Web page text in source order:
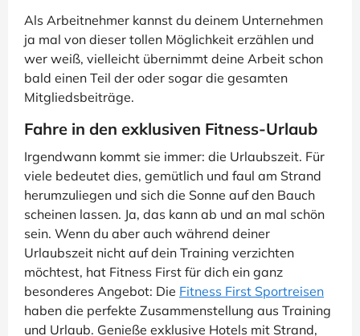
Als Arbeitnehmer kannst du deinem Unternehmen
ja mal von dieser tollen Möglichkeit erzählen und
wer weiß, vielleicht übernimmt deine Arbeit schon
bald einen Teil der oder sogar die gesamten
Mitgliedsbeiträge.
Fahre in den exklusiven Fitness-Urlaub
Irgendwann kommt sie immer: die Urlaubszeit. Für
viele bedeutet dies, gemütlich und faul am Strand
herumzuliegen und sich die Sonne auf den Bauch
scheinen lassen. Ja, das kann ab und an mal schön
sein. Wenn du aber auch während deiner
Urlaubszeit nicht auf dein Training verzichten
möchtest, hat Fitness First für dich ein ganz
besonderes Angebot: Die Fitness First Sportreisen
haben die perfekte Zusammenstellung aus Training
und Urlaub. Genieße exklusive Hotels mit Strand,